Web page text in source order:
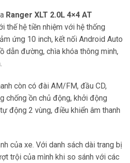
Ranger XLT 2.0L 4×4 AT
thế hệ tiền nhiệm với hệ thống
ứng 10 inch, kết nối Android Auto
dẫn đường, chìa khóa thông minh,
còn có đài AM/FM, đầu CD,
chống ồn chủ động, khởi động
động 2 vùng, điều khiển âm thanh
của xe. Với danh sách dài trang bị
trội của mình khi so sánh với các